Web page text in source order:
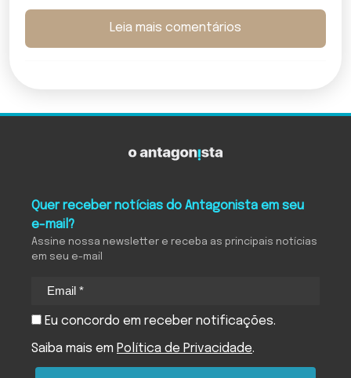
Leia mais comentários
Quer receber notícias do Antagonista em seu
e-mail?
Assine nossa newsletter e receba as principais notícias
em seu e-mail
Eu concordo em receber notificações.
Saiba mais em Política de Privacidade.